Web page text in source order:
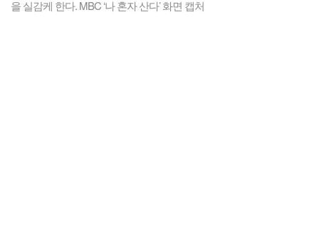
을 실감케 한다. MBC ‘나 혼자 산다’ 화면 캡처